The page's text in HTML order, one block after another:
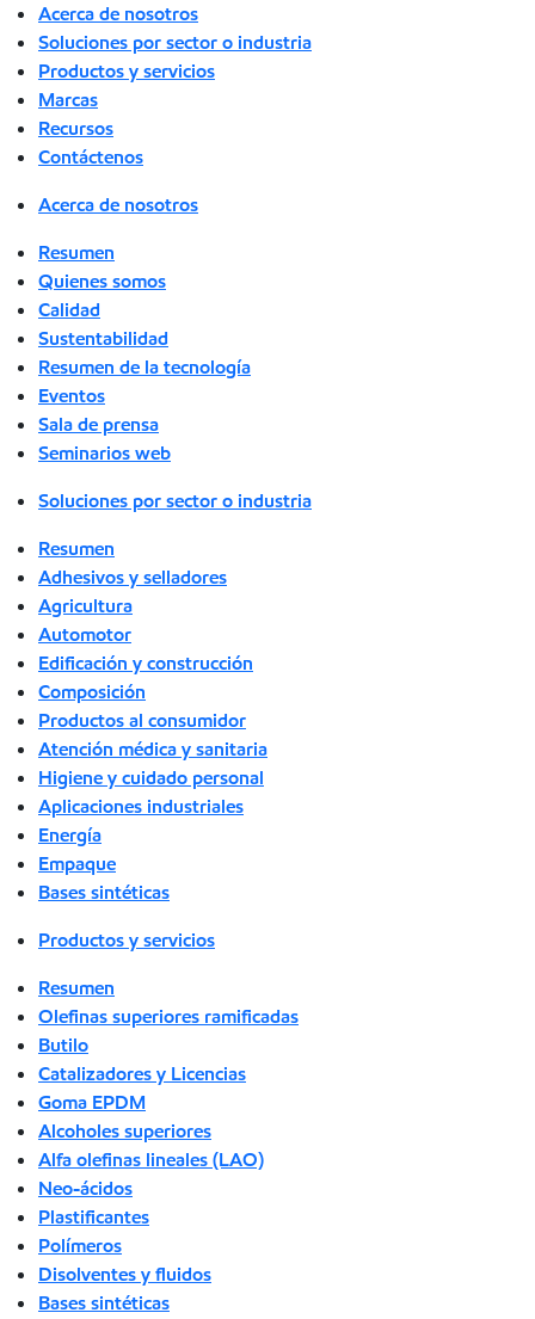
Acerca de nosotros
Soluciones por sector o industria
Productos y servicios
Marcas
Recursos
Contáctenos
Acerca de nosotros
Resumen
Quienes somos
Calidad
Sustentabilidad
Resumen de la tecnología
Eventos
Sala de prensa
Seminarios web
Soluciones por sector o industria
Resumen
Adhesivos y selladores
Agricultura
Automotor
Edificación y construcción
Composición
Productos al consumidor
Atención médica y sanitaria
Higiene y cuidado personal
Aplicaciones industriales
Energía
Empaque
Bases sintéticas
Productos y servicios
Resumen
Olefinas superiores ramificadas
Butilo
Catalizadores y Licencias
Goma EPDM
Alcoholes superiores
Alfa olefinas lineales (LAO)
Neo-ácidos
Plastificantes
Polímeros
Disolventes y fluidos
Bases sintéticas